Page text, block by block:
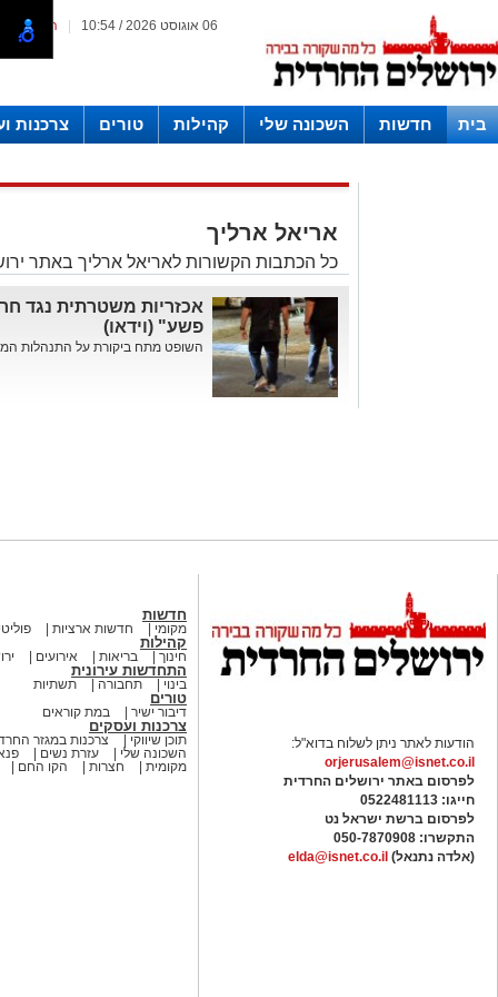
המייל 06 אוגוסט 2026 / 10:54
בית חדשות השכונה שלי קהילות טורים
צרכנות
אריאל ארליך
כל הכתבות הקשורות לאריאל ארליך באתר
אכזריות משטרתית נגד
פשע" (וידאו)
השופט מתח ביקורת על התנהלות
הודעות לאתר ניתן לשלוח בדוא"ל:
orjerusalem@isnet.co.il
לפרסום באתר ירושלים החרדית
חייגו: 0522481113
לפרסום ברשת ישראל נט
התקשרו: 050-7870908
(אלדה נתנאל) elda@isnet.co.il
חדשות
מקומי חדשות ארציות
קהילות
חינוך בריאות אירועים
התחדשות עירונית
בינוי תחבורה תשתיות
טורים
דיבור ישיר במת קוראים
צרכנות ועסקים
תוכן שיווקי
צרכנות במגזר
השכונה שלי
עזרת נשים
מקומית
חצרות הקו החם